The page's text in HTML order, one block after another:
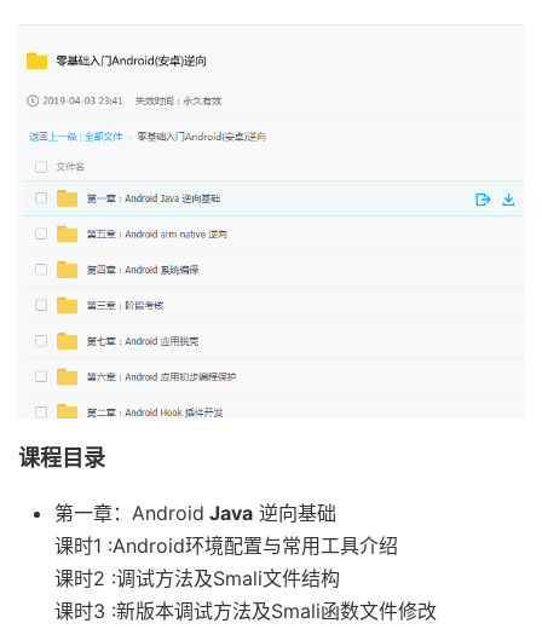
课程目录
第一章：Android Java 逆向基础
课时1 :Android环境配置与常用工具介绍
课时2 :调试方法及Smali文件结构
课时3 :新版本调试方法及Smali函数文件修改